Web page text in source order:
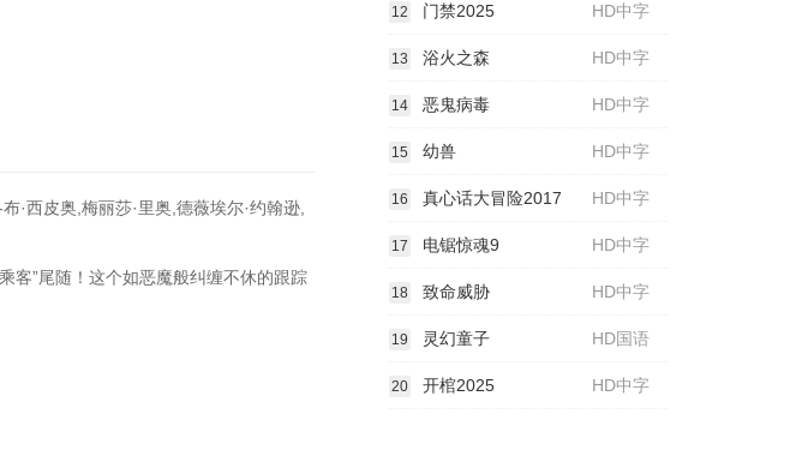
·西皮奥,梅丽莎·里奥,德薇埃尔·约翰逊,
客”尾随！这个如恶魔般纠缠不休的跟踪
HD中字
12 门禁2025
HD中字
13 浴火之森
HD中字
14 恶鬼病毒
HD中字
15 幼兽
HD中字
16 真心话大冒险2017
HD中字
17 电锯惊魂9
HD中字
18 致命威胁
HD国语
19 灵幻童子
HD中字
20 开棺2025